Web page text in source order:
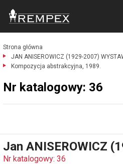
Strona główna
JAN ANISEROWICZ (1929-2007)
Kompozycja abstrakcyjna, 1989.
Nr katalogowy: 36
Jan ANISEROWICZ
Nr katalogowy: 36